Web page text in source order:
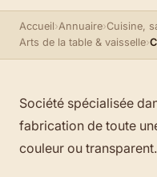
Accueil›Annuaire›Cuisine,
Arts de la table & vaisselle›
Société spécialisée
fabrication de toute
couleur ou